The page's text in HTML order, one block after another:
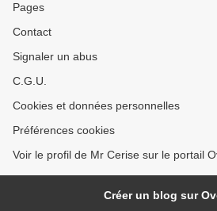
Pages
Contact
Signaler un abus
C.G.U.
Cookies et données personnelles
Préférences cookies
Voir le profil de Mr Cerise sur le portail
Créer un blog sur